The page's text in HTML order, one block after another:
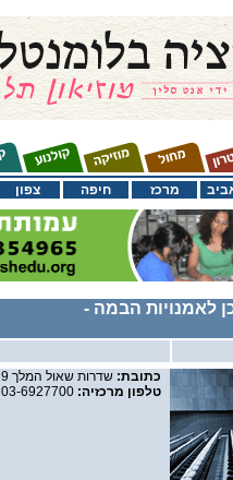
צפון חיפה מרכז
לאמנויות הבמה -
כתובת: שדרות שאול המלך 19 תל אביב
טלפון מרכזיה: 03-6927700